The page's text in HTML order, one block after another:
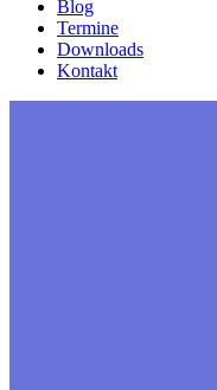
Blog
Termine
Downloads
Kontakt